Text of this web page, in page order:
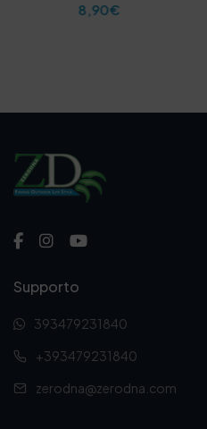
8,90€
Supporto
393479231840
+393479231840
zerodna@zerodna.com